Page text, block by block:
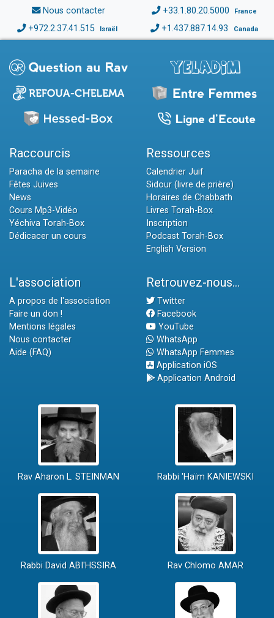
Nous contacter +33.1.80.20.5000 France
+972.2.37.41.515 Israël +1.437.887.14.93 Canada
Raccourcis
Paracha de la semaine
Fêtes Juives
News
Cours Mp3-Vidéo
Yéchiva Torah-Box
Dédicacer un cours
Ressources
Calendrier Juif
Sidour (livre de prière)
Horaires de Chabbath
Livres Torah-Box
Inscription
Podcast Torah-Box
English Version
L'association
A propos de l'association
Faire un don !
Mentions légales
Nous contacter
Aide (FAQ)
Retrouvez-nous...
Twitter
Facebook
YouTube
WhatsApp
WhatsApp Femmes
Application iOS
Application Android
Rav Aharon L. STEINMAN Rabbi 'Haïm KANIEWSKI
Rabbi David ABI'HSSIRA Rav Chlomo AMAR